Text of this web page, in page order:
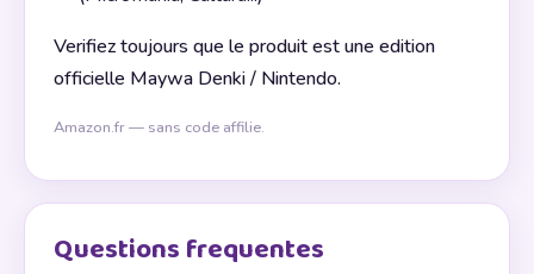
Verifiez toujours que le produit est une edition
officielle Maywa Denki / Nintendo.
Amazon.fr — sans code affilie.
Questions frequentes